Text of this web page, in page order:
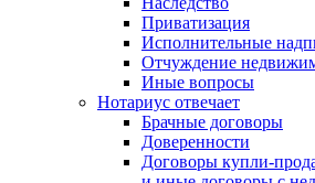
Приватизация
Исполнительные
Отчуждение
Иные вопросы
Нотариус отвечает
Брачные договоры
Доверенности
Договоры купли-